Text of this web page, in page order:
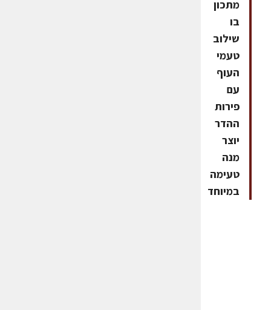
מתכון
בו
שילוב
טעמי
העוף
עם
פירות
ההדר
יוצר
מנה
טעימה
במיוחד